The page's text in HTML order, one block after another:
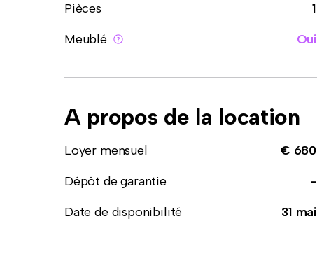
Pièces
1
Meublé
Oui
A propos de la location
Loyer mensuel € 680
Dépôt de garantie
-
Date de disponibilité
31 mai